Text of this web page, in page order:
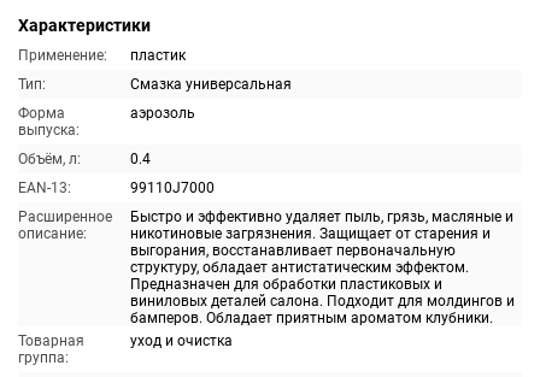
Характеристики
Применение:
пластик
Тип:
Смазка универсальная
Форма
выпуска:
аэрозоль
Объём, л:
0.4
EAN-13:
99110J7000
Расширенное
описание:
Быстро и эффективно удаляет пыль, грязь, масляные и
никотиновые загрязнения. Защищает от старения и
выгорания, восстанавливает первоначальную
структуру, обладает антистатическим эффектом.
Предназначен для обработки пластиковых и
виниловых деталей салона. Подходит для молдингов и
бамперов. Обладает приятным ароматом клубники.
Товарная
группа:
уход и очистка